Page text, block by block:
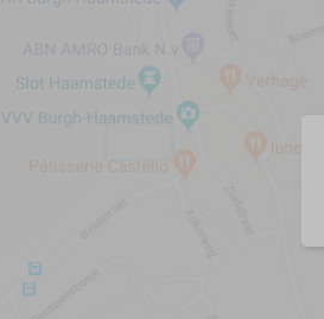
Sitzbank (4-Sitzer) (1)
Esstisch